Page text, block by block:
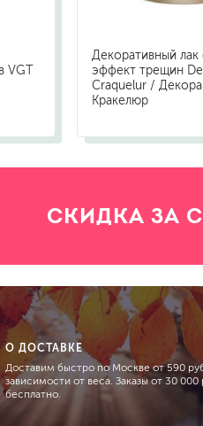
Декоративный
эффект трещин
Craquelur /
Кракелюр
СКИДКА ЗА
О ДОСТАВКЕ
Доставим быстро по Москве от 590
зависимости от веса. Заказы от 30 000
бесплатно.